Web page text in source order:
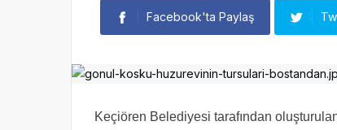
Facebook'ta Paylaş
Keçiören Belediyesi tarafından